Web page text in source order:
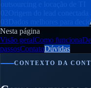
Origem do lead
Dados melhores para
Nesta página
Visão geralComo funciona
passosContatoDúvidas
CONTEXTO DA